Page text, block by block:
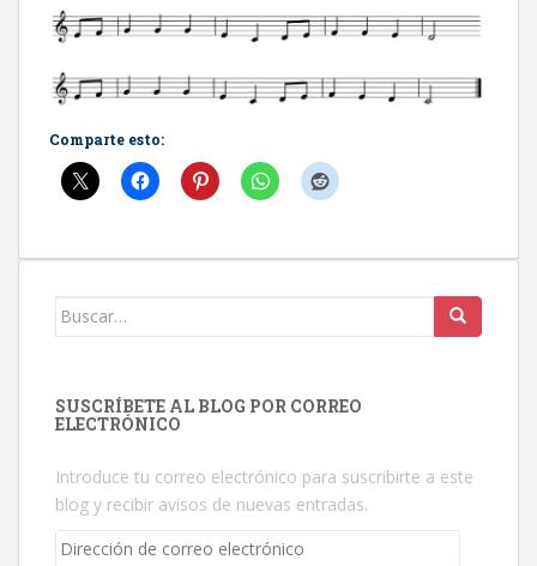
Comparte esto:
Buscar:
SUSCRÍBETE AL BLOG POR CORREO
ELECTRÓNICO
Introduce tu correo electrónico para suscribirte a este
blog y recibir avisos de nuevas entradas.
Dirección